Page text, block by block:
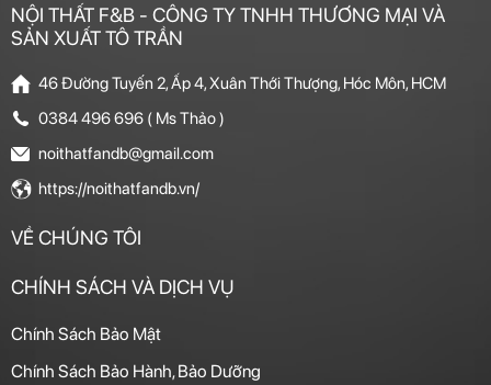
NỘI THẤT F&B - CÔNG TY TNHH THƯƠNG MẠI VÀ
SẢN XUẤT TÔ TRẦN
46 Đường Tuyến 2, Ấp 4, Xuân Thới Thượng, Hóc Môn, HCM
0384 496 696 ( Ms Thảo )
noithatfandb@gmail.com
https://noithatfandb.vn/
VỀ CHÚNG TÔI
CHÍNH SÁCH VÀ DỊCH VỤ
Chính Sách Bảo Mật
Chính Sách Bảo Hành, Bảo Dưỡng